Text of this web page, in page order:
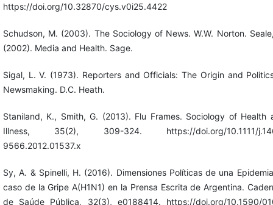
https://doi.org/10.32870/cys.v0i25.4422
Schudson, M. (2003). The Sociology of News. W.W. Norton.
(2002). Media and Health. Sage.
Sigal, L. V. (1973). Reporters and Officials: The Origin and
Newsmaking. D.C. Heath.
Staniland, K., Smith, G. (2013). Flu Frames. Sociology of Health
Illness, 35(2), 309-324. https://doi.org/10.1111/
9566.2012.01537.x
Sy, A. & Spinelli, H. (2016). Dimensiones Políticas de una
caso de la Gripe A(H1N1) en la Prensa Escrita de Argentina.
de Saúde Pública, 32(3), e0188414. https://doi.org/10.1590/